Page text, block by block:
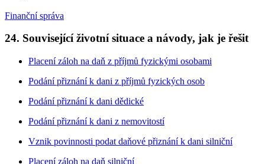
Finanční správa
24. Související životní situace a návody, jak je řešit
Placení záloh na daň z příjmů fyzickými osobami
Podání přiznání k dani z příjmů fyzických osob
Podání přiznání k dani dědické
Podání přiznání k dani z nemovitostí
Vznik povinnosti podat daňové přiznání k dani silniční
Placení záloh na daň silniční